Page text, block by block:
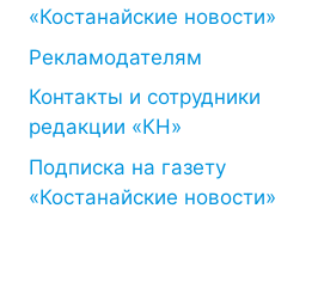
«Костанайские новости»
Рекламодателям
Контакты и сотрудники
редакции «КН»
Подписка на газету
«Костанайские новости»